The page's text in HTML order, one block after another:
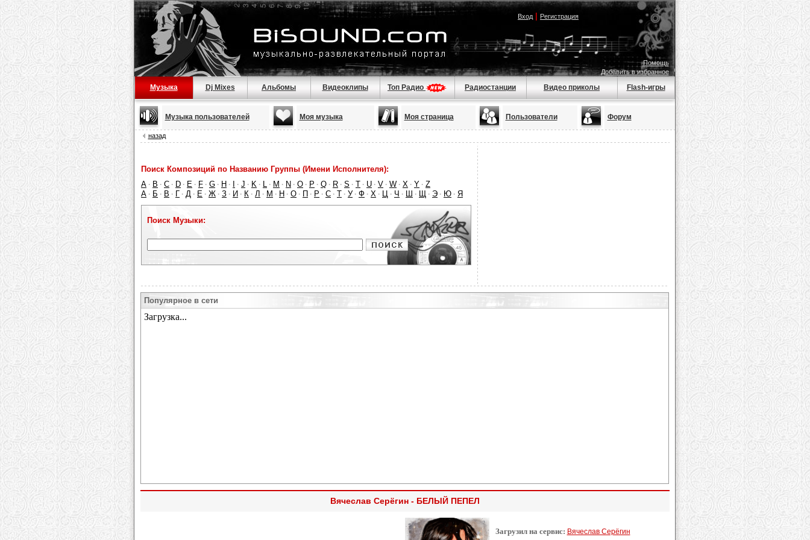
Вход| Регистрация
Помощь
Добавить в избранное
Музыка Dj Mixes Альбомы Видеоклипы Топ Радио Радиостанции Видео приколы Flash-игры
Музыка пользователей Моя музыка Моя страница Пользователи Форум
назад
Поиск Композиций по Названию Группы (Имени Исполнителя):
A · B · C · D · E · F · G · H · · J · K · L · M · N · O · P · Q · R · S · T · U · V · W · X · Y · Z
А · Б · В · Г · Д · Е · Ж · З · И · К · Л · М · Н · О · П · Р · С · Т · У · Ф · Х · Ц · Ч · Ш · Щ · Э · Ю · Я
Поиск Музыки:
Популярное в сети
Вячеслав Серёгин - БЕЛЫЙ ПЕПЕЛ
Загрузил на сервис: Вячеслав Серёгин